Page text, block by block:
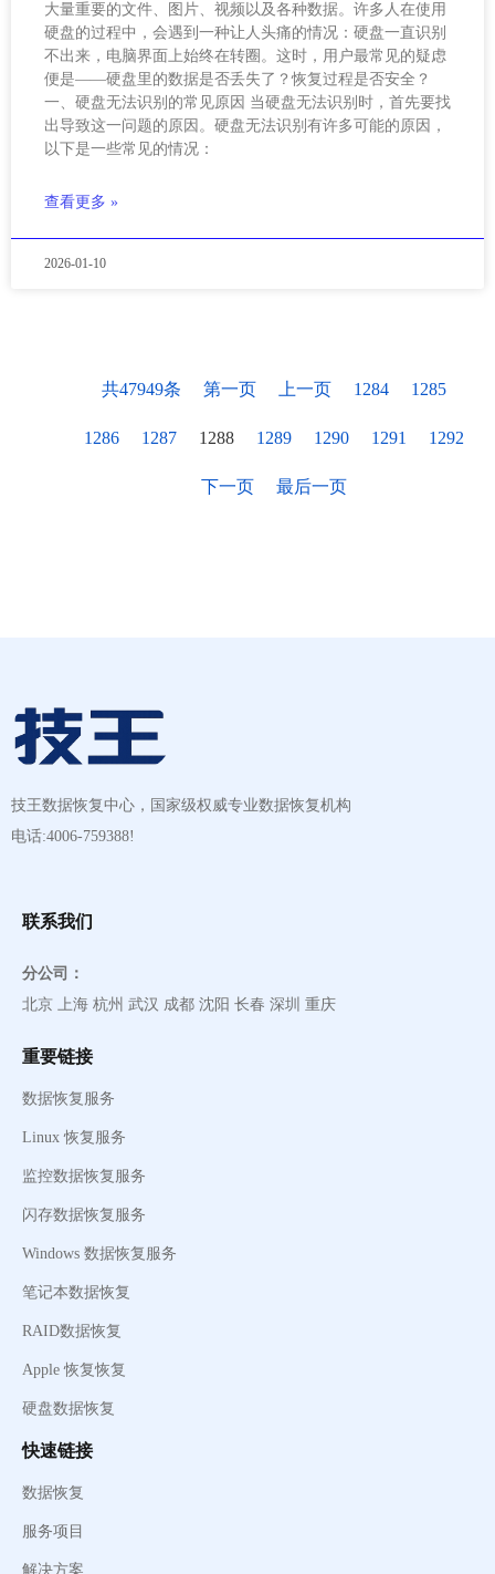
大量重要的文件、图片、视频以及各种数据。许多人在使用
硬盘的过程中，会遇到一种让人头痛的情况：硬盘一直识别
不出来，电脑界面上始终在转圈。这时，用户最常见的疑虑
便是——硬盘里的数据是否丢失了？恢复过程是否安全？
一、硬盘无法识别的常见原因 当硬盘无法识别时，首先要找
出导致这一问题的原因。硬盘无法识别有许多可能的原因，
以下是一些常见的情况：
查看更多 »
2026-01-10
共47949条 第一页 上一页 1284 1285
1286 1287 1288 1289 1290 1291 1292
下一页 最后一页
技王数据恢复中心，国家级权威专业数据恢复机构
电话:4006-759388!
联系我们
分公司：
北京 上海 杭州 武汉 成都 沈阳 长春 深圳 重庆
重要链接
数据恢复服务
Linux 恢复服务
监控数据恢复服务
闪存数据恢复服务
Windows 数据恢复服务
笔记本数据恢复
RAID数据恢复
Apple 恢复恢复
硬盘数据恢复
快速链接
数据恢复
服务项目
解决方案